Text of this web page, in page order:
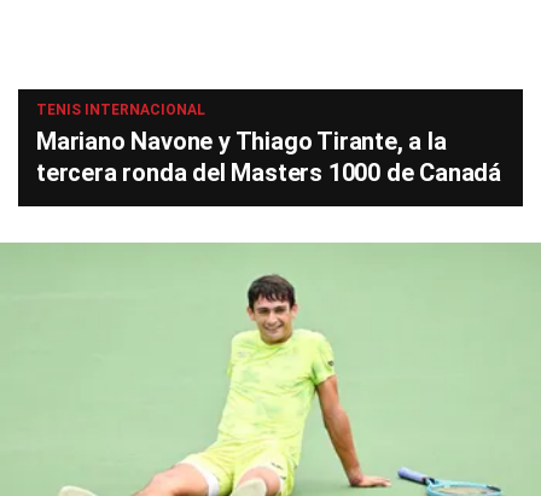
TENIS INTERNACIONAL
Mariano Navone y Thiago Tirante, a la
tercera ronda del Masters 1000 de Canadá